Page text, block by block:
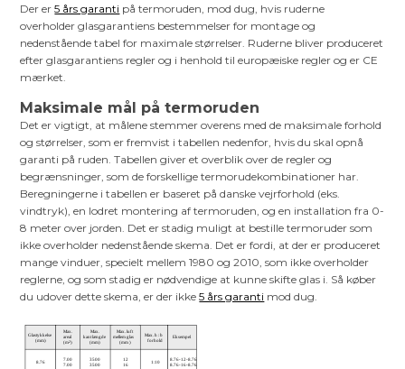
Der er5 års garanti på termoruden, mod dug, hvis ruderne
overholder glasgarantiens bestemmelser for montage og
nedenstående tabel for maximale størrelser. Ruderne bliver produceret
efter glasgarantiens regler og i henhold til europæiske regler og er CE
mærket.
Maksimale mål på termoruden
Det er vigtigt, at målene stemmer overens med de maksimale forhold
og størrelser, som er fremvist i tabellen nedenfor, hvis du skal opnå
garanti på ruden. Tabellen giver et overblik over de regler og
begrænsninger, som de forskellige termorudekombinationer har.
Beregningerne i tabellen er baseret på danske vejrforhold (eks.
vindtryk), en lodret montering af termoruden, og en installation fra 0-
8 meter over jorden. Det er stadig muligt at bestille termoruder som
ikke overholder nedenstående skema. Det er fordi, at der er produceret
mange vinduer, specielt mellem 1980 og 2010, som ikke overholder
reglerne, og som stadig er nødvendige at kunne skifte glas i. Så køber
du udover dette skema, er der ikke5 års garanti mod dug.